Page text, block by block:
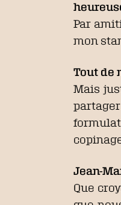
Par
mon
Tout de
Mais
Jean-
Que